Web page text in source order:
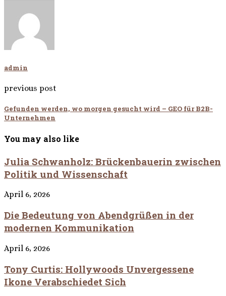
admin
previous post
Gefunden werden, wo morgen gesucht wird – GEO für B2B-
Unternehmen
You may also like
Julia Schwanholz: Brückenbauerin zwischen
Politik und Wissenschaft
April 6, 2026
Die Bedeutung von Abendgrüßen in der
modernen Kommunikation
April 6, 2026
Tony Curtis: Hollywoods Unvergessene
Ikone Verabschiedet Sich